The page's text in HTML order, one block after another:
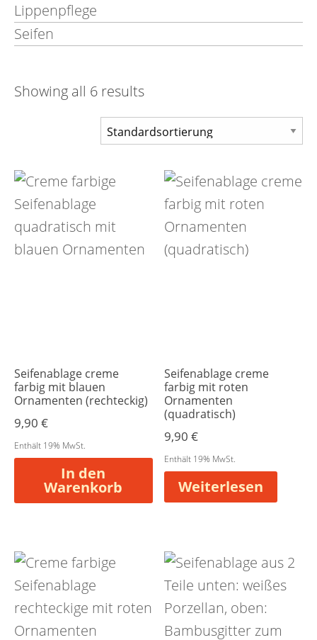
Lippenpflege
Seifen
Showing all 6 results
Seifenablage creme
farbig mit blauen
Ornamenten (rechteckig)
9,90 €
Enthält 19% MwSt.
In den
Warenkorb
Seifenablage creme
farbig mit roten
Ornamenten
(quadratisch)
9,90€
Enthält 19% MwSt.
Weiterlesen